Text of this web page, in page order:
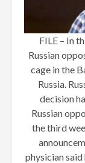
FILE – In
Russian
cage in the
Russia.
decision
Russian
the third
physician